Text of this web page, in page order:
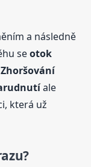
a následně
seotok
Zhoršování
ale
která už